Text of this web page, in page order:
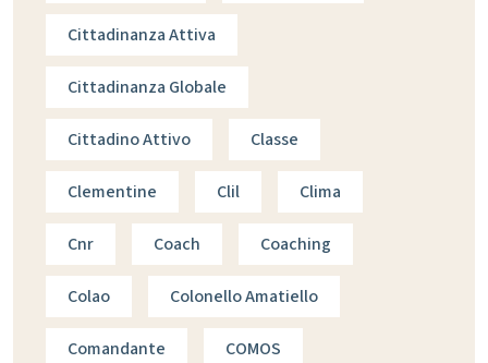
Cittadinanza Attiva
Cittadinanza Globale
Cittadino Attivo Classe
Clementine Clil Clima
Cnr Coach Coaching
Colao Colonello Amatiello
Comandante COMOS